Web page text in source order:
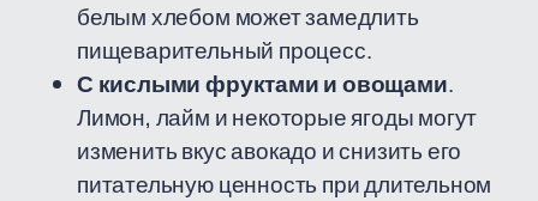
белым хлебом может замедлить
пищеварительный процесс.
С кислыми фруктами и овощами.
Лимон, лайм и некоторые ягоды могут
изменить вкус авокадо и снизить его
питательную ценность при длительном